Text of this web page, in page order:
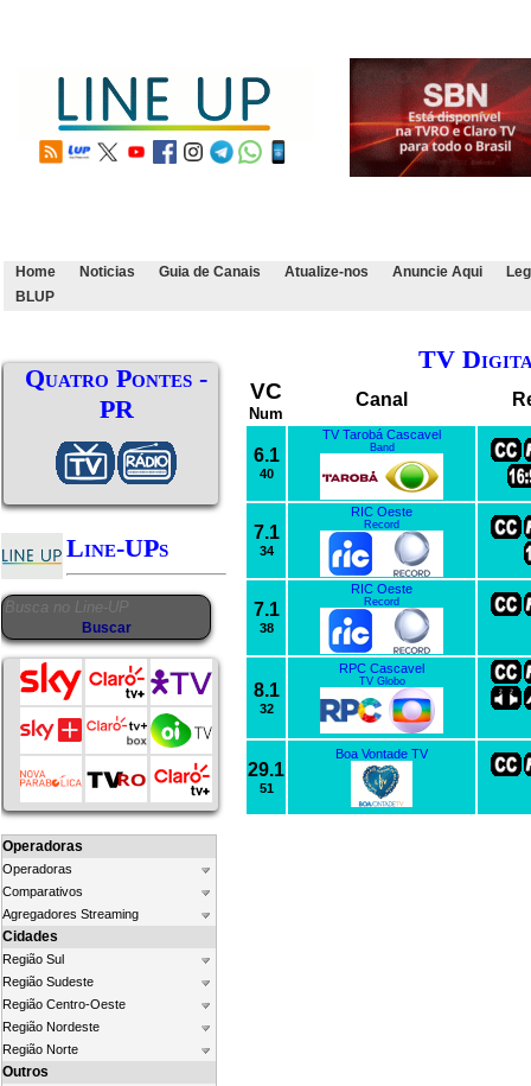
Home Noticias Guia de Canais Atualize-nos Anuncie Aqui
BLUP
Quatro Pontes -
PR
Line-UPs
Operadoras
Operadoras
Comparativos
Agregadores Streaming
Cidades
Região Sul
Região Sudeste
Região Centro-Oeste
Região Nordeste
Região Norte
Outros
TV
VC
Num
Canal
6.1
40
TV Tarobá Cascavel
Band
7.1
34
RIC Oeste
Record
7.1
38
RIC Oeste
Record
8.1
32
RPC Cascavel
TV Globo
29.1
51
Boa Vontade TV